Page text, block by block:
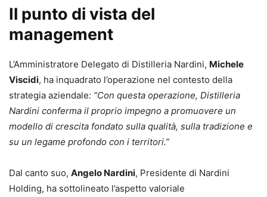
Il punto di vista del
management
L’Amministratore Delegato di Distilleria Nardini, Michele
Viscidi, ha inquadrato l’operazione nel contesto della
strategia aziendale: “Con questa operazione, Distilleria
Nardini conferma il proprio impegno a promuovere un
modello di crescita fondato sulla qualità, sulla tradizione e
su un legame profondo con i territori.”
Dal canto suo, Angelo Nardini, Presidente di Nardini
Holding, ha sottolineato l’aspetto valoriale